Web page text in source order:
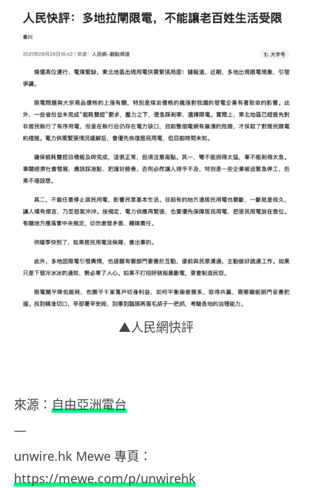
▲人民網快評
來源： 自由亞洲電台
—
unwire.hk Mewe 專頁：
https://mewe.com/p/unwirehk